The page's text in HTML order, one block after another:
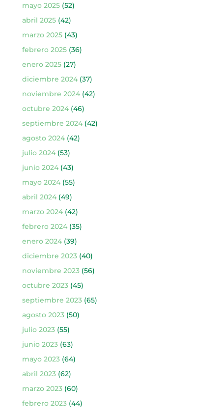
mayo 2025(52)
abril 2025(42)
marzo 2025(43)
febrero 2025(36)
enero 2025(27)
diciembre 2024(37)
noviembre 2024(42)
octubre 2024(46)
septiembre 2024(42)
agosto 2024(42)
julio 2024(53)
junio 2024(43)
mayo 2024(55)
abril 2024(49)
marzo 2024(42)
febrero 2024(35)
enero 2024(39)
diciembre 2023(40)
noviembre 2023(56)
octubre 2023(45)
septiembre 2023(65)
agosto 2023(50)
julio 2023(55)
junio 2023(63)
mayo 2023(64)
abril 2023(62)
marzo 2023(60)
febrero 2023(44)